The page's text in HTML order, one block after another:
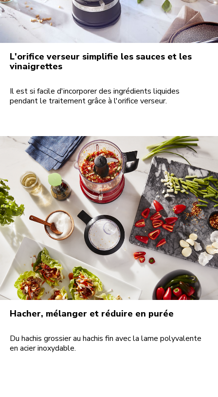
L'orifice verseur simplifie les sauces et les
vinaigrettes
Il est si facile d'incorporer des ingrédients liquides
pendant le traitement grâce à l'orifice verseur.
Hacher, mélanger et réduire en purée
Du hachis grossier au hachis fin avec la lame polyvalente
en acier inoxydable.